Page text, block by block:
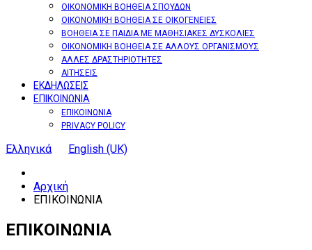
ΟΙΚΟΝΟΜΙΚΗ ΒΟΗΘΕΙΑ ΣΠΟΥΔΩΝ
ΟΙΚΟΝΟΜΙΚΗ ΒΟΗΘΕΙΑ ΣΕ ΟΙΚΟΓΕΝΕΙΕΣ
ΒΟΗΘΕΙΑ ΣΕ ΠΑΙΔΙΑ ΜΕ ΜΑΘΗΣΙΑΚΕΣ ΔΥΣΚΟΛΙΕΣ
ΟΙΚΟΝΟΜΙΚΗ ΒΟΗΘΕΙΑ ΣΕ ΑΛΛΟΥΣ ΟΡΓΑΝΙΣΜΟΥΣ
ΑΛΛΕΣ ΔΡΑΣΤΗΡΙΟΤΗΤΕΣ
ΑΙΤΗΣΕΙΣ
ΕΚΔΗΛΩΣΕΙΣ
ΕΠΙΚΟΙΝΩΝΙΑ
ΕΠΙΚΟΙΝΩΝΙΑ
PRIVACY POLICY
Ελληνικά English (UK)
Αρχική
ΕΠΙΚΟΙΝΩΝΙΑ
ΕΠΙΚΟΙΝΩΝΙΑ